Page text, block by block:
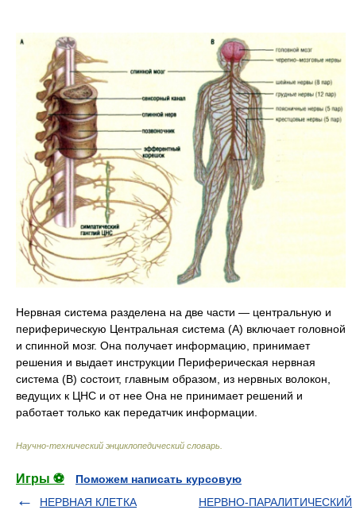
Нервная система разделена на две части — центральную и
периферическую Центральная система (А) включает головной
и спинной мозг. Она получает информацию, принимает
решения и выдает инструкции Периферическая нервная
система (В) состоит, главным образом, из нервных волокон,
ведущих к ЦНС и от нее Она не принимает решений и
работает только как передатчик информации.
Научно-технический энциклопедический словарь
Игры ⚽
Поможем написать курсовую
НЕРВНАЯ КЛЕТКА
НЕРВНО-ПАРАЛИТИЧЕСКИЙ